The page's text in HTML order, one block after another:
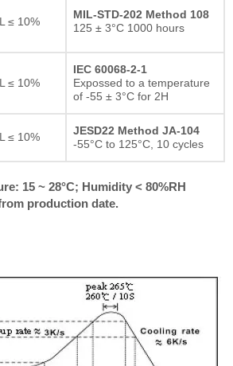
≤ 10%
MIL-STD-202 Method 108
125 ± 3°C 1000 hours
≤ 10%
IEC 60068-2-1
Expossed to a temperature
of -55 ± 3°C for 2H
≤ 10%
JESD22 Method JA-104
-55°C to 125°C, 10 cycles
15 ~ 28°C; Humidity < 80%RH
production date.